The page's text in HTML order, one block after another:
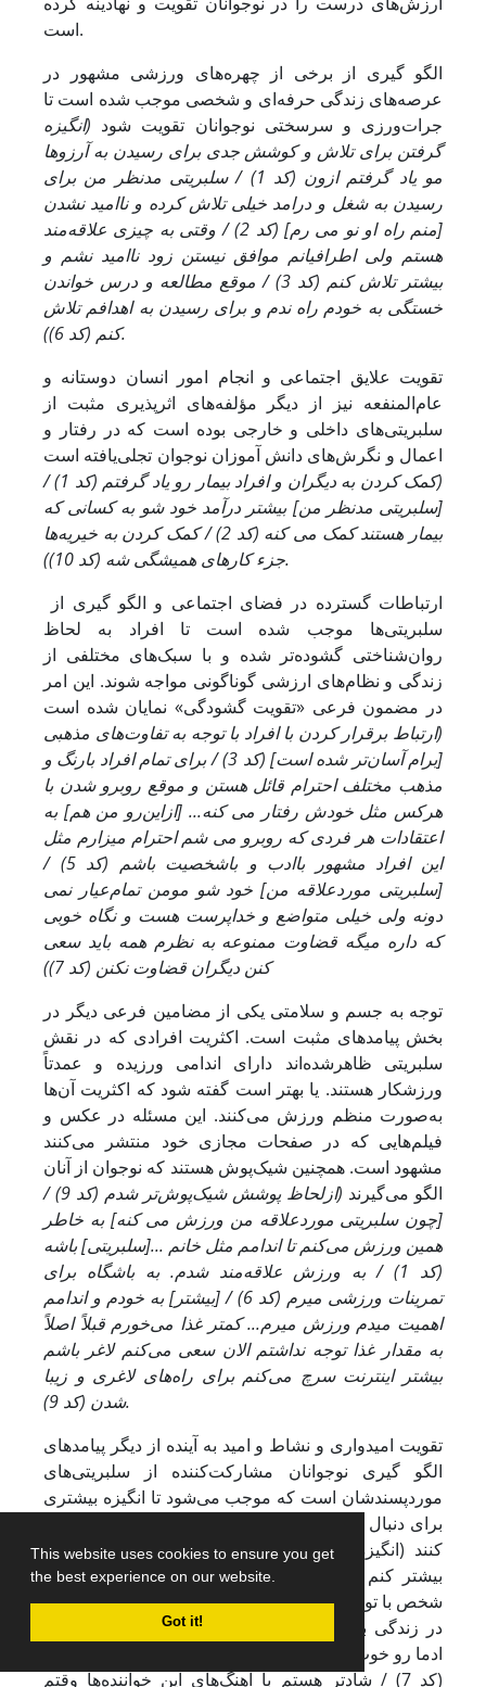
This website uses cookies to ensure you get
the best experience on our website.
Got it!
است.
الگو گیری از برخی از چهره‌های ورزشی مشهور در
عرصه‌های زندگی حرفه‌ای و شخصی موجب شده است تا
جرات‌ورزی و سرسختی نوجوانان تقویت شود (انگیزه
گرفتن برای تلاش و کوشش جدی برای رسیدن به آرزوها
مو یاد گرفتم ازون (کد 1) / سلبریتی مدنظر من برای
رسیدن به شغل و درامد خیلی تلاش کرده و ناامید نشدن
[منم راه او نو می رم] (کد 2) / وقتی به چیزی علاقه‌مند
هستم ولی اطرافیانم موافق نیستن زود ناامید نشم و
بیشتر تلاش کنم (کد 3) / موقع مطالعه و درس خواندن
خستگی به خودم راه ندم و برای رسیدن به اهدافم تلاش
کنم (کد 6)).
تقویت علایق اجتماعی و انجام امور انسان دوستانه و
عام‌المنفعه نیز از دیگر مؤلفه‌های اثرپذیری مثبت از
سلبریتی‌های داخلی و خارجی بوده است که در رفتار و
اعمال و نگرش‌های دانش آموزان نوجوان تجلی‌یافته است
(کمک کردن به دیگران و افراد بیمار رو یاد گرفتم (کد 1) /
[سلبریتی مدنظر من] بیشتر درآمد خود شو به کسانی که
بیمار هستند کمک می کنه (کد 2) / کمک کردن به خیریه‌ها
جزء کارهای همیشگی شه (کد 10)).
سلبریتی‌ها موجب شده است تا افراد به لحاظ
روان‌شناختی گشوده‌تر شده و با سبک‌های مختلفی از
زندگی و نظام‌های ارزشی گوناگونی مواجه شوند. این امر
در مضمون فرعی «تقویت گشودگی» نمایان شده است
(ارتباط برقرار کردن با افراد با توجه به تفاوت‌های مذهبی
[برام آسان‌تر شده است] (کد 3) / برای تمام افراد بارنگ و
مذهب مختلف احترام قائل هستن و موقع روبرو شدن با
هرکس مثل خودش رفتار می کنه... [ازاین‌رو من هم] به
اعتقادات هر فردی که روبرو می شم احترام میزارم مثل
این افراد مشهور باادب و باشخصیت باشم (کد 5) /
[سلبریتی موردعلاقه من] خود شو مومن تمام‌عیار نمی
دونه ولی خیلی متواضع و خداپرست هست و نگاه خوبی
که داره میگه قضاوت ممنوعه به نظرم همه باید سعی
کنن دیگران قضاوت نکنن (کد 7))
توجه به جسم و سلامتی یکی از مضامین فرعی دیگر در
بخش پیامدهای مثبت است. اکثریت افرادی که در نقش
سلبریتی ظاهرشده‌اند دارای اندامی ورزیده و عمدتاً
ورزشکار هستند. یا بهتر است گفته شود که اکثریت آن‌ها
به‌صورت منظم ورزش می‌کنند. این مسئله در عکس و
فیلم‌هایی که در صفحات مجازی خود منتشر می‌کنند
مشهود است. همچنین شیک‌پوش هستند که نوجوان از آنان
الگو می‌گیرند
(ازلحاظ پوشش شیک‌پوش‌تر شدم (کد 9) /
[چون سلبریتی موردعلاقه من ورزش می کنه] به خاطر
همین ورزش می‌کنم تا اندامم مثل خانم ...[سلبریتی] باشه
(کد 1) / به ورزش علاقه‌مند شدم. به باشگاه برای
تمرینات ورزشی میرم (کد 6) / [بیشتر] به خودم و اندامم
اهمیت میدم ورزش میرم... کمتر غذا می‌خورم قبلاً اصلاً
به مقدار غذا توجه نداشتم الان سعی می‌کنم لاغر باشم
بیشتر اینترنت سرچ می‌کنم برای راه‌های لاغری و زیبا
شدن (کد 9).
تقویت امیدواری و نشاط و امید به آینده از دیگر پیامدهای
الگو گیری نوجوانان مشارکت‌کننده از سلبریتی‌های
موردپسندشان است که موجب می‌شود تا انگیزه بیشتری
برای دنبال کردن اهداف خود داشته باشند و شادتر زندگی
کنند (انگیزه می‌گیرم برای رسیدن به هدفم تلاش مو
بیشتر کنم (کد 2) / خیلی امیدوارکننده ست چون این
شخص با توکل به خدا توانسته با این جایگاه به رسه من هم
در زندگی به خدا توکل می‌کنم ایشون با صداشون حال
ادما رو خوب می کنه من هم بتونم برای جامعه مفید باشم
(کد 7) / شادتر هستم با آهنگ‌های این خواننده‌ها وقتم